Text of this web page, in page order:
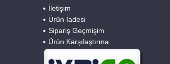
İletişim
Ürün İadesi
Sipariş Geçmişim
Ürün Karşılaştırma